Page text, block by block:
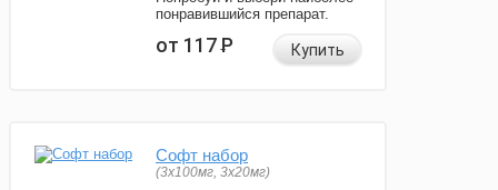
понравившийся препарат.
от 117Р Купить
Софт набор
(3x100мг, 3x20мг)